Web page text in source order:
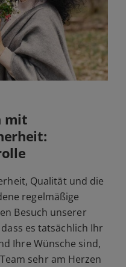
mit
Qualität und die
regelmäßige
Besuch unserer
es tatsächlich Ihr
Ihre Wünsche sind,
sehr am Herzen